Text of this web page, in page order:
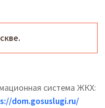
система ЖКХ:
dom.gosuslugi.ru/